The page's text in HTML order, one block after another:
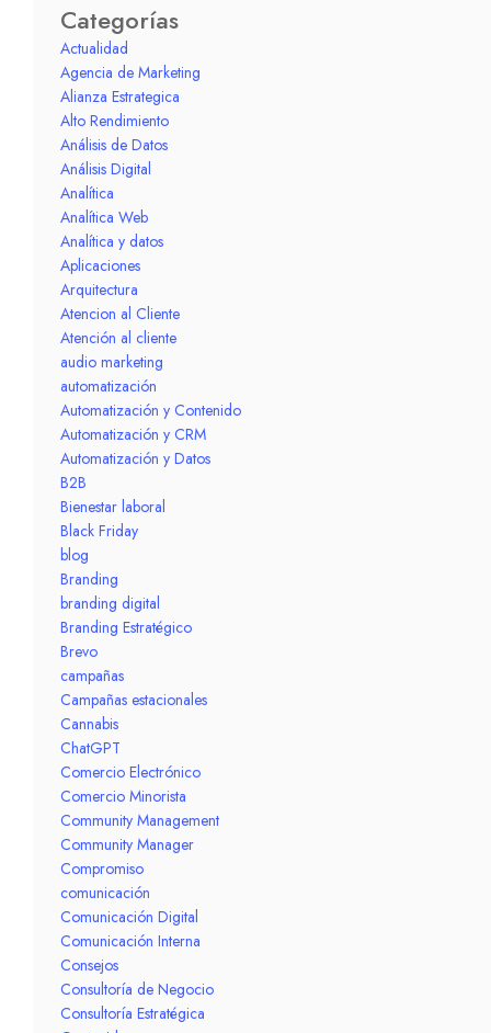
Categorías
Actualidad
Agencia de Marketing
Alianza Estrategica
Alto Rendimiento
Análisis de Datos
Análisis Digital
Analítica
Analítica Web
Analítica y datos
Aplicaciones
Arquitectura
Atencion al Cliente
Atención al cliente
audio marketing
automatización
Automatización y Contenido
Automatización y CRM
Automatización y Datos
B2B
Bienestar laboral
Black Friday
blog
Branding
branding digital
Branding Estratégico
Brevo
campañas
Campañas estacionales
Cannabis
ChatGPT
Comercio Electrónico
Comercio Minorista
Community Management
Community Manager
Compromiso
comunicación
Comunicación Digital
Comunicación Interna
Consejos
Consultoría de Negocio
Consultoría Estratégica